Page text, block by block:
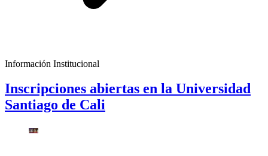
Información Institucional
Inscripciones abiertas en la Universidad
Santiago de Cali